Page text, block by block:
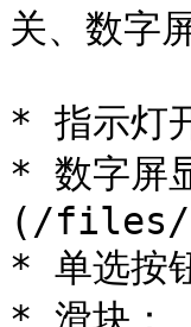
关、数字
* 指示
* 数字屏
(/files/
* 单选